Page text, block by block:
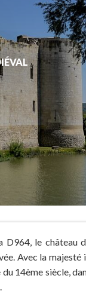
le château
Avec la majesté
14ème siècle,